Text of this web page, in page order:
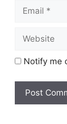
Notify me